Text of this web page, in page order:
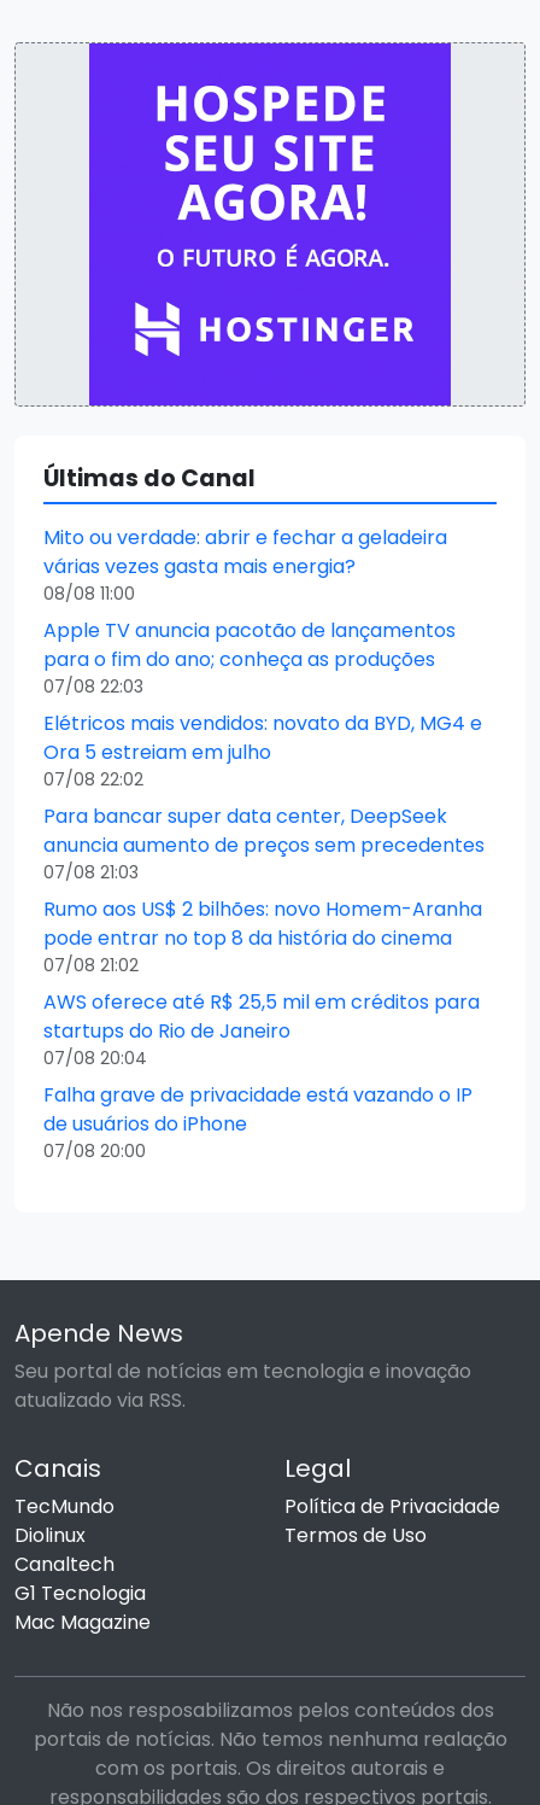
Últimas do Canal
Mito ou verdade: abrir e fechar a geladeira
várias vezes gasta mais energia?
08/08 11:00
Apple TV anuncia pacotão de lançamentos
para o fim do ano; conheça as produções
07/08 22:03
Elétricos mais vendidos: novato da BYD, MG4 e
Ora 5 estreiam em julho
07/08 22:02
Para bancar super data center, DeepSeek
anuncia aumento de preços sem precedentes
07/08 21:03
Rumo aos US$ 2 bilhões: novo Homem-Aranha
pode entrar no top 8 da história do cinema
07/08 21:02
AWS oferece até R$ 25,5 mil em créditos para
startups do Rio de Janeiro
07/08 20:04
Falha grave de privacidade está vazando o IP
de usuários do iPhone
07/08 20:00
Apende News
Seu portal de notícias em tecnologia e inovação
atualizado via RSS.
Canais
TecMundo
Diolinux
Canaltech
G1 Tecnologia
Mac Magazine
Legal
Política de Privacidade
Termos de Uso
Não nos resposabilizamos pelos conteúdos dos
portais de notícias. Não temos nenhuma realação
com os portais. Os direitos autorais e
responsabilidades são dos respectivos portais.